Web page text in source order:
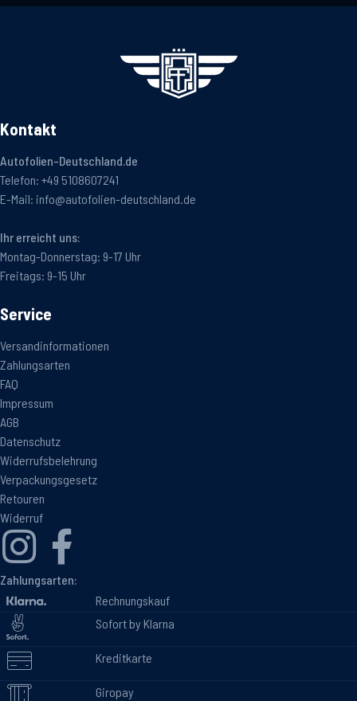
Kontakt
Autofolien-Deutschland.de
Telefon: +49 5108607241
E-Mail: info@autofolien-deutschland.de
Ihr erreicht uns:
Montag-Donnerstag: 9-17 Uhr
Freitags: 9-15 Uhr
Service
Versandinformationen
Zahlungsarten
FAQ
Impressum
AGB
Datenschutz
Widerrufsbelehrung
Verpackungsgesetz
Retouren
Widerruf
Zahlungsarten:
Rechnungskauf
Sofort by Klarna
Kreditkarte
Giropay